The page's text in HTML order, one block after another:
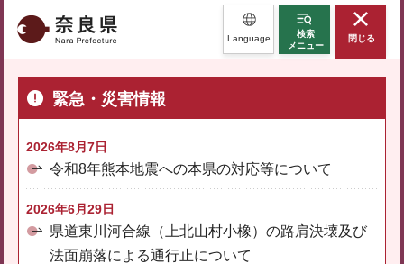
奈良県 Language
検索
メニュー
閉じる
緊急・災害情報
2026年8月7日
令和8年熊本地震への本県の対応等について
2026年6月29日
県道東川河合線（上北山村小橡）の路肩決壊及び
法面崩落による通行止について